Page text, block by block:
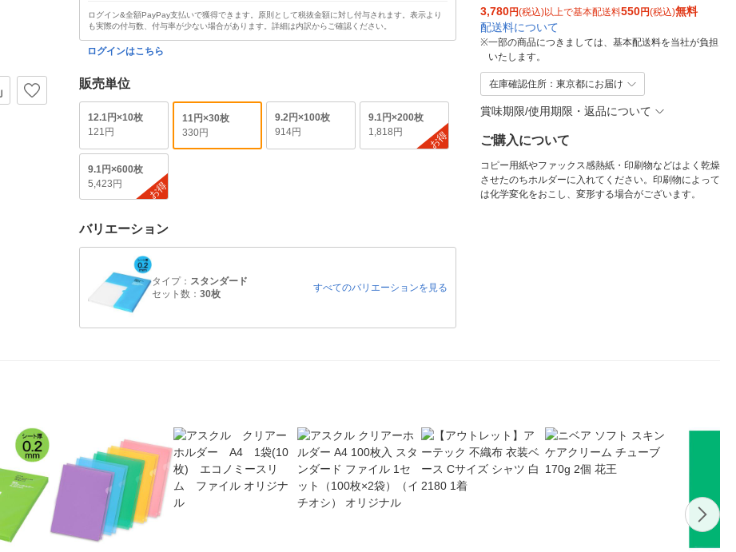
ログイン&全額PayPay支払いで獲得できます。原則として税抜金額に対し付与されます。表示より
も実際の付与数、付与率が少ない場合があります。詳細は内訳からご確認ください。
ログインはこちら
販売単位
12.1円×10枚
121円
11円×30枚
330円
9.2円×100枚
914円
9.1円×200枚
1,818円
お得
9.1円×600枚
5,423円
お得
バリエーション
タイプ： スタンダード
セット数： 30枚
すべてのバリエーションを見る
3,780円(税込)以上で基本配送料550円(税込)無料
配送料について
※一部の商品につきましては、基本配送料を当社が負担
いたします。
在庫確認住所：東京都にお届け
賞味期限/使用期限・返品について
ご購入について
コピー用紙やファックス感熱紙・印刷物などはよく乾燥
させたのちホルダーに入れてください。印刷物によって
は化学変化をおこし、変形する場合がございます。